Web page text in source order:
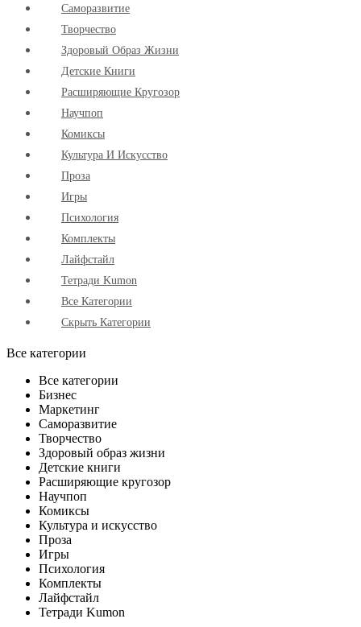
Cаморазвитие
Творчество
Здоровый Образ Жизни
Детские Книги
Расширяющие Кругозор
Научпоп
Комиксы
Культура И Искусство
Проза
Игры
Психология
Комплекты
Лайфстайл
Тетради Kumon
Все Категории
Скрыть Категории
Все категории
Все категории
Бизнес
Маркетинг
Саморазвитие
Творчество
Здоровый образ жизни
Детские книги
Расширяющие кругозор
Научпоп
Комиксы
Культура и искусство
Проза
Игры
Психология
Комплекты
Лайфстайл
Тетради Kumon